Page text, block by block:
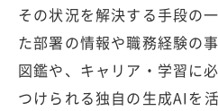
その状況を解決する手段の
た部署の情報や職務経験の
図鑑や、キャリア・学習に
つけられる独自の生成AIを